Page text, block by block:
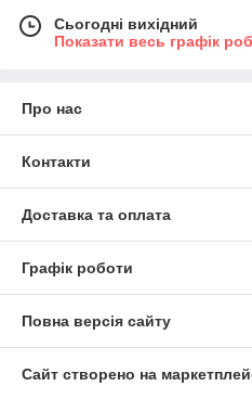
Сьогодні вихідний
Показати весь графік
Про нас
Контакти
Доставка та оплата
Графік роботи
Повна версія сайту
Сайт створено на